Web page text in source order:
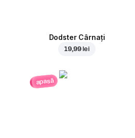
Dodster Cârnați
19,99 lei
apasă